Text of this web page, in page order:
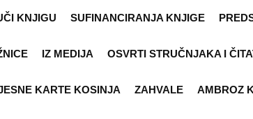
KNJIGU SUFINANCIRANJA KNJIGE
IZ MEDIJA OSVRTI STRUČNJAKA I
KARTE KOSINJA ZAHVALE AMBROZ